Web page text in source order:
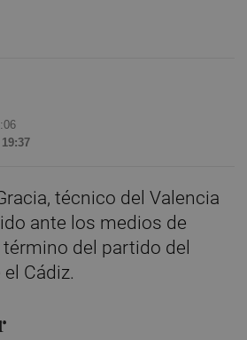
técnico del Valencia
ante los medios de
del partido del
Cádiz.